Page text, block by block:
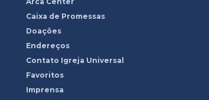
Caixa de Promessas
Doações
Endereços
Contato Igreja Universal
Favoritos
Imprensa